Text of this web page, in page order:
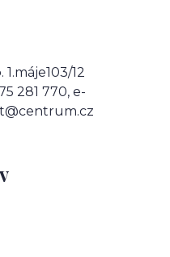
12
281 770, e-